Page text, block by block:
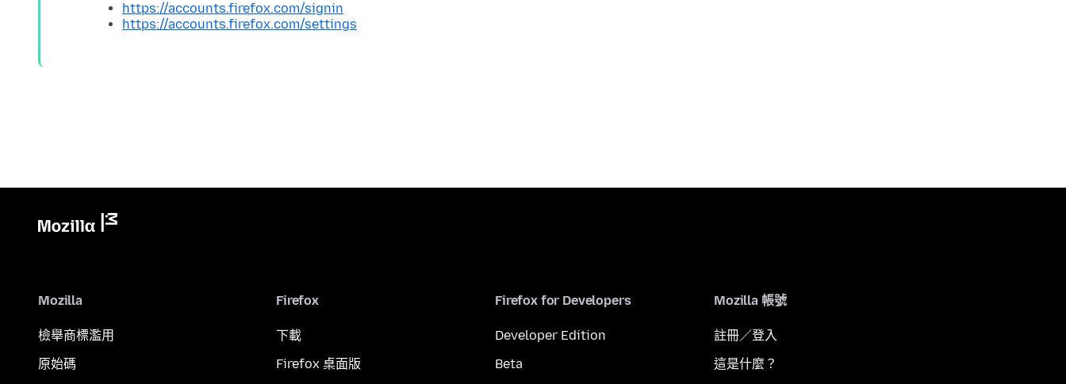
https://accounts.firefox.com/signin
https://accounts.firefox.com/settings
Mozilla
檢舉商標濫用
原始碼
Firefox
下載
Firefox 桌面版
Firefox for Developers
Developer Edition
Beta
Mozilla 帳號
註冊／登入
這是什麼？